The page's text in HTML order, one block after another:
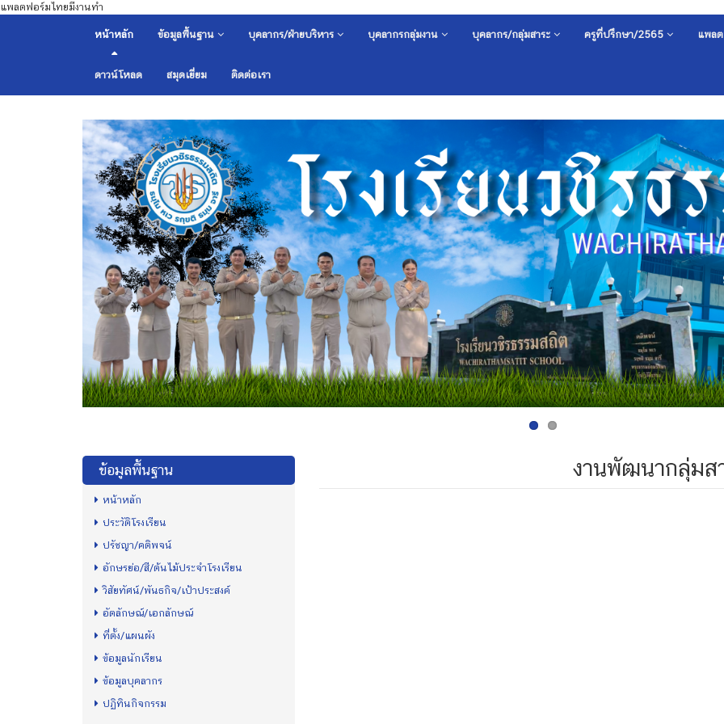
แพลตฟอร์มไทยมีงานทำ
หน้าหลัก ข้อมูลพื้นฐาน บุคลากร/ฝ่ายบริหาร บุคลากรกลุ่มงาน บุคลากร/กลุ่มสาระ ครูที่ปรึกษา/2565 แพล
ดาวน์โหลด สมุดเยี่ยม ติดต่อเรา
ข้อมูลพื้นฐาน
หน้าหลัก
ประวัติโรงเรียน
ปรัชญา/คติพจน์
อักษรย่อ/สี/ต้นไม้ประจำโรงเรียน
วิสัยทัศน์/พันธกิจ/เป้าประสงค์
อัตลักษณ์/เอกลักษณ์
ที่ตั้ง/แผนผัง
ข้อมูลนักเรียน
ข้อมูลบุคลากร
ปฏิทินกิจกรรม
งานพัฒนากลุ่มส